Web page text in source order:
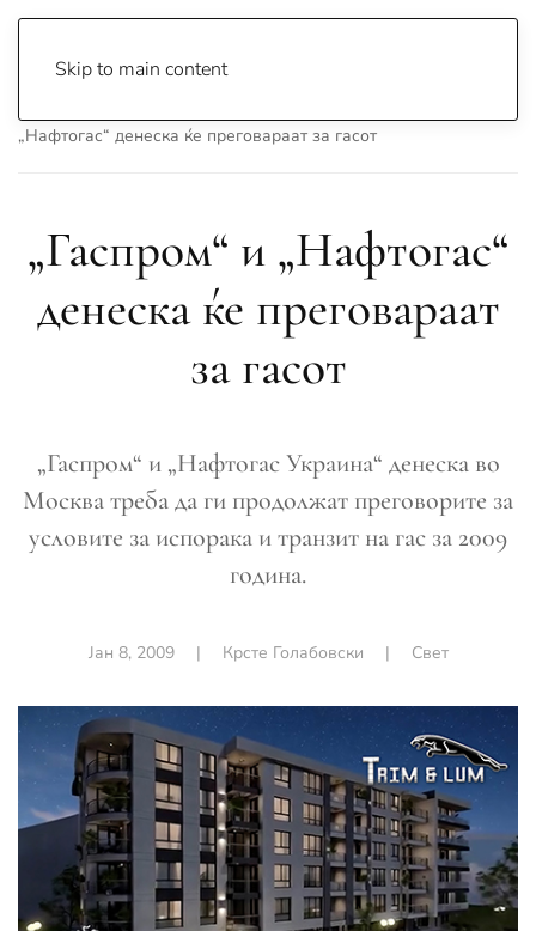
Skip to main content
„Нафтогас“ денеска ќе преговараат за гасот
„Гаспром“ и „Нафтогас“
денеска ќе преговараат
за гасот
„Гаспром“ и „Нафтогас Украина“ денеска во
Москва треба да ги продолжат преговорите за
условите за испорака и транзит на гас за 2009
година.
Јан 8, 2009| Крсте Голабовски | Свет